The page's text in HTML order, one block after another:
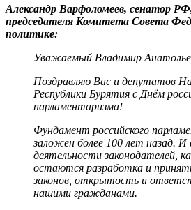
Александр Варфоломеев, сенатор
председателя Комитета Совета
политике:
Уважаемый Владимир
Поздравляю Вас и депутатов
Республики Бурятия с Днём
парламентаризма!
Фундамент российского
заложен более 100 лет назад. И
деятельности законодателей,
остаются разработка и
законов, открытость и
нашими гражданами.